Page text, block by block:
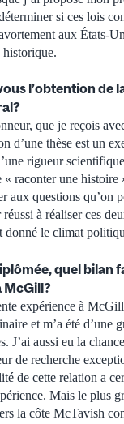
si ces lois
aux États-
l’obtention de
que je reçois
d’une thèse est un
rigueur
« raconter une
aux questions qu’on
à réaliser ces
donné le climat
quel bilan
McGill?
expérience à
et m’a été d’une
J’ai aussi eu la
de recherche
de cette relation a
Mais le plus
la côte McTavish